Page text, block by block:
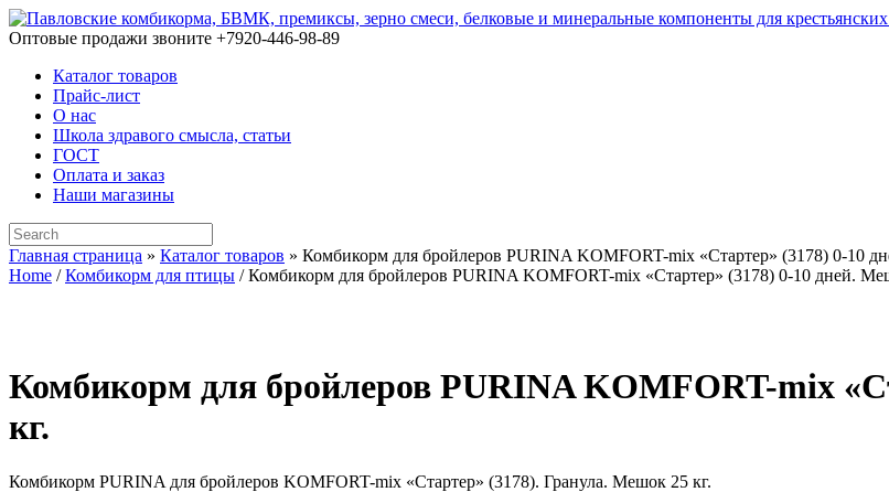
Skip
to
Оптовые продажи звоните +7920-446-98-89
Каталог товаров
Прайс-лист
О нас
Школа здравого смысла, статьи
ГОСТ
Оплата и заказ
Наши магазины
Search
for:
Главная страница » Каталог товаров » Комбикорм для бройлеров PURINA KOMFORT-mix «Стартер» (3178) 0-10
Home /Комбикорм для птицы / Комбикорм для бройлеров PURINA KOMFORT-mix «Стартер» (3178) 0-10 дней.
Комбикорм для бройлеров PURINA KOMFORT-mix
кг.
Комбикорм PURINA для бройлеров KOMFORT-mix «Стартер» (3178). Гранула. Мешок 25 кг.